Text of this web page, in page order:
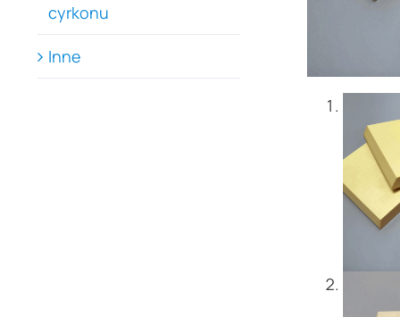
cyrkonu
Inne